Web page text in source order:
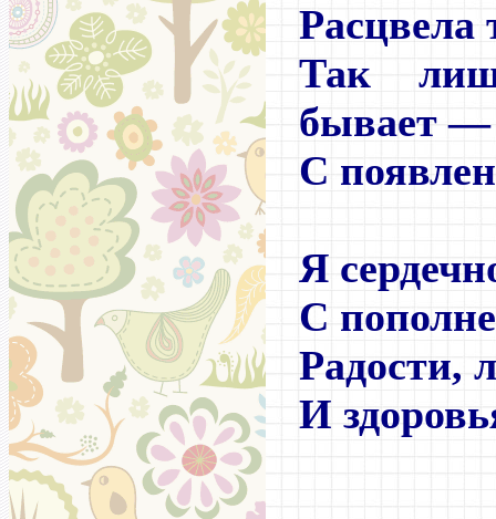
Расцвела
Так
бывает—
С
Я
С
Радости,
И